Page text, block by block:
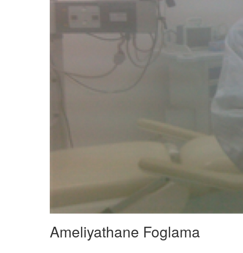
Ameliyathane Foglama